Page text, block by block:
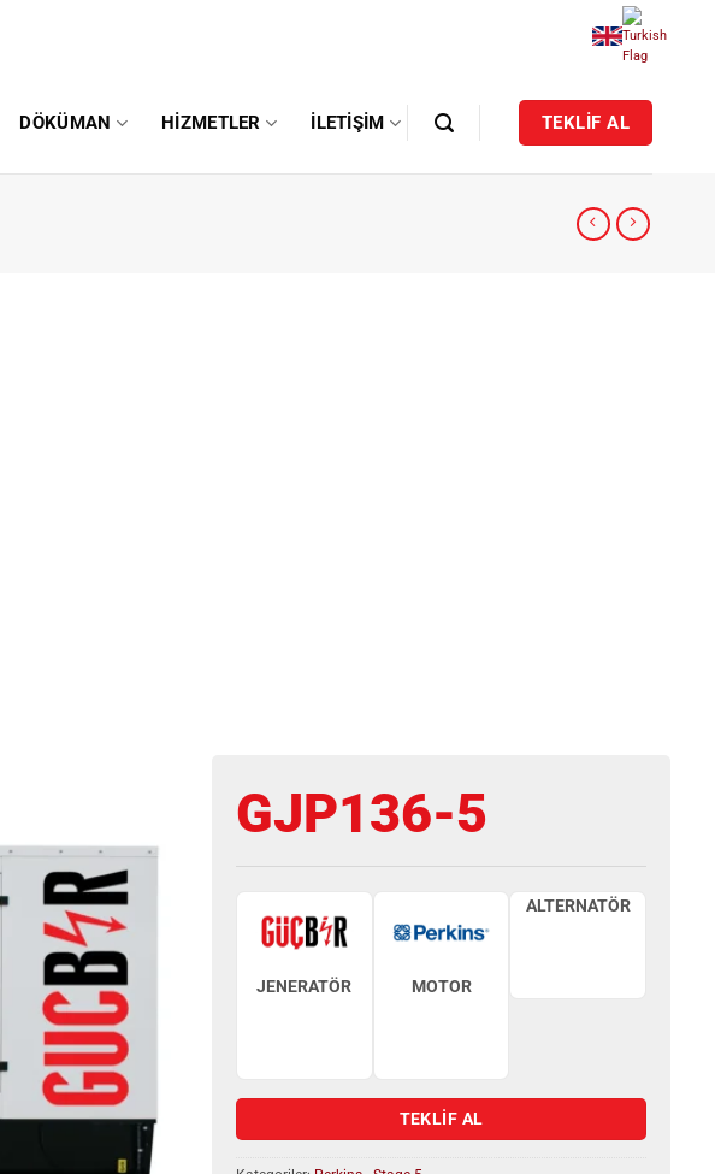
DÖKÜMAN HIZMETLER İLETIŞIM TEKLİF AL
GJP136-5
JENERATÖR MOTOR
ALTERNATÖR
TEKLİF AL